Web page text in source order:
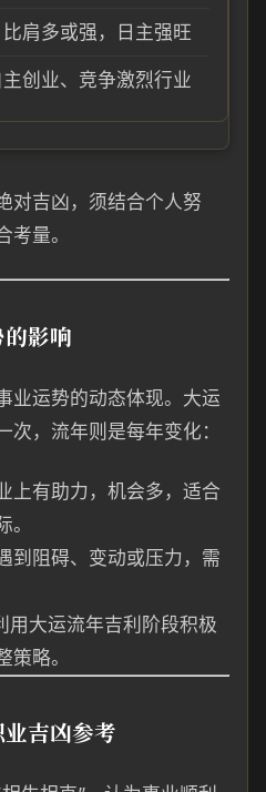
比肩多或强，日主强旺
主创业、竞争激烈行业
对吉凶，须结合个人努
考量。
影响
业运势的动态体现。大运
次，流年则是每年变化：
上有助力，机会多，适合
到阻碍、变动或压力，需
用大运流年吉利阶段积极
略。
吉凶参考